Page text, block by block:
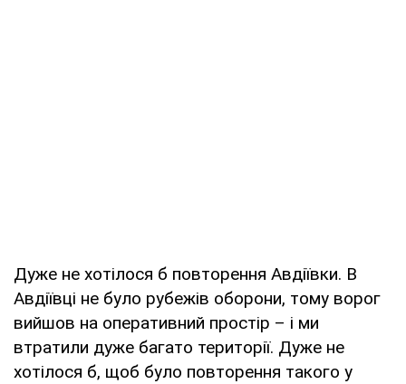
Дуже не хотілося б повторення Авдіївки. В
Авдіївці не було рубежів оборони, тому ворог
вийшов на оперативний простір – і ми
втратили дуже багато території. Дуже не
хотілося б, щоб було повторення такого у